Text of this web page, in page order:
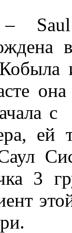
Saul
с
ей
3